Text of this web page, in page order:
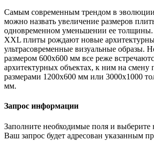
Самым современным трендом в эволюции
можно назвать увеличение размеров
одновременном уменьшении ее
XXL плиты рождают новые
ультрасовременные визуальные образы.
размером 600х600 мм все реже
архитектурных объектах, к ним на смену
размерами 1200х600 мм или 3000х1000
мм.
Запрос информации
Заполните необходимые поля и выберите
Ваш запрос будет адресован указанным